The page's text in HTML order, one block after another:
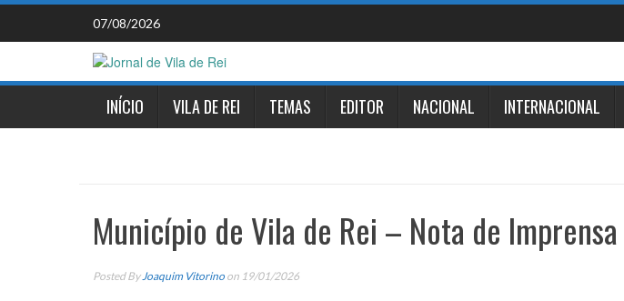
Skip
content
07/08/2026
INÍCIO VILA DE REI TEMAS EDITOR NACIONAL INTERNACIONAL
Município de Vila de Rei – Nota de Imprensa
Posted By Joaquim Vitorino on 19/01/2026